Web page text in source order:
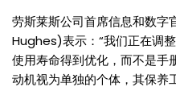
劳斯莱斯公司首席信息和数字
Hughes)表示：“我们正在调
使用寿命得到优化，而不是手
动机视为单独的个体，其保养